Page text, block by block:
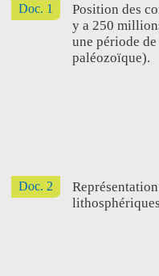
Doc. 1
Position des
y a 250
une période
paléozoïque).
Doc. 2